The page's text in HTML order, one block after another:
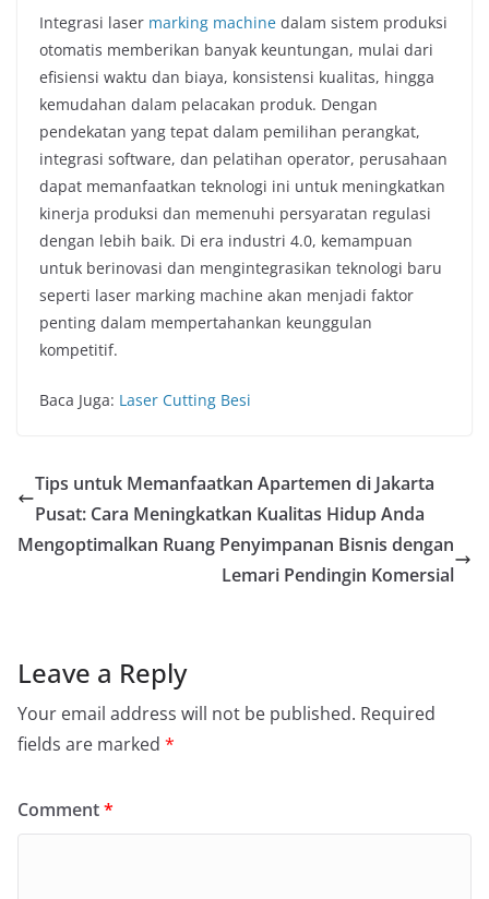
Integrasi laser marking machine dalam sistem produksi
otomatis memberikan banyak keuntungan, mulai dari
efisiensi waktu dan biaya, konsistensi kualitas, hingga
kemudahan dalam pelacakan produk. Dengan
pendekatan yang tepat dalam pemilihan perangkat,
integrasi software, dan pelatihan operator, perusahaan
dapat memanfaatkan teknologi ini untuk meningkatkan
kinerja produksi dan memenuhi persyaratan regulasi
dengan lebih baik. Di era industri 4.0, kemampuan
untuk berinovasi dan mengintegrasikan teknologi baru
seperti laser marking machine akan menjadi faktor
penting dalam mempertahankan keunggulan
kompetitif.
Baca Juga: Laser Cutting Besi
Tips untuk Memanfaatkan Apartemen di Jakarta
Pusat: Cara Meningkatkan Kualitas Hidup Anda
Mengoptimalkan Ruang Penyimpanan Bisnis dengan
Lemari Pendingin Komersial
Leave a Reply
Your email address will not be published. Required
fields are marked *
Comment*